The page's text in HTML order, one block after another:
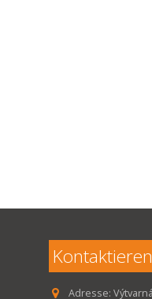
Adresse: